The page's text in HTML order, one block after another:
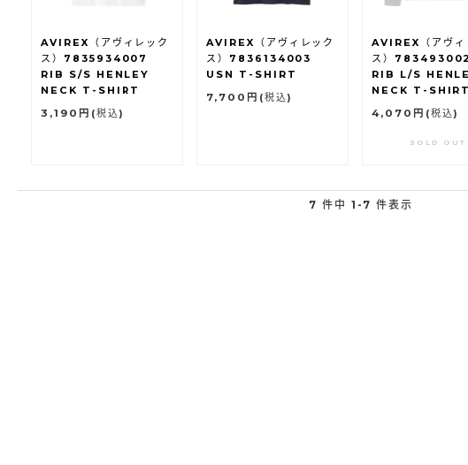
AVIREX（アヴィレック
ス）7835934007
RIB S/S HENLEY
NECK T-SHIRT
3,190円 (税込)
AVIREX（アヴィレック
ス）7836134003
USN T-SHIRT
7,700円 (税込)
AVIREX（アヴィ
ス）
RIB L/S
NECK T-SHIRT
4,070円 (税込)
SOLD OUT
7 件中 1-7 件表示